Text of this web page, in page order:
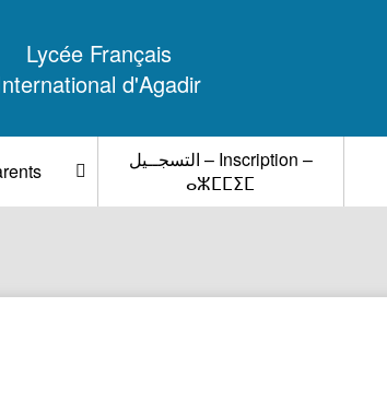
Lycée Français
d'Agadir
التسجــيل – Inscription –
ⴰⵣⵎⵎⵉⵎ